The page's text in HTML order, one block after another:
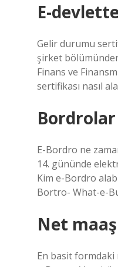
E-
Gelir durumu
şirket
Finans ve
sertifikası nasıl
E-Bordro ne
14. gününde
Kim e-Bordro
Bortro- What-e-
Net
En basit formdaki